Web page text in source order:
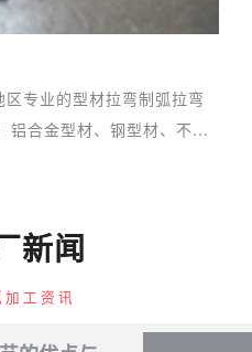
专业的型材拉弯制弧拉弯
铝合金型材、钢型材、不...
新闻
工资讯